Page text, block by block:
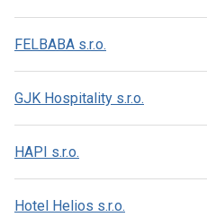
FELBABA s.r.o.
GJK Hospitality s.r.o.
HAPI s.r.o.
Hotel Helios s.r.o.